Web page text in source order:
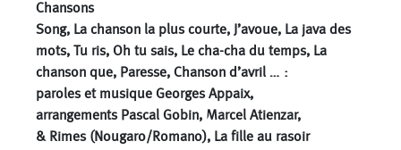
Chansons
Song, La chanson la plus courte, J’avoue, La java des
mots, Tu ris, Oh tu sais, Le cha-cha du temps, La
chanson que, Paresse, Chanson d’avril … :
paroles et musique Georges Appaix,
arrangements Pascal Gobin, Marcel Atienzar,
& Rimes (Nougaro/Romano), La fille au rasoir